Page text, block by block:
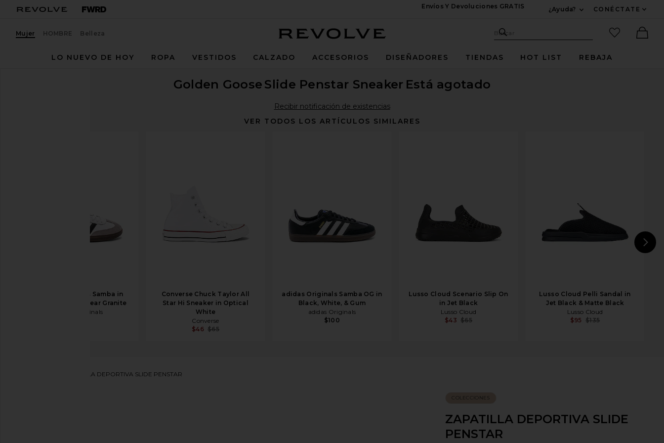
Envíos Y Devoluciones GRATIS
¿Ayuda?
CONÉCTATE
Mujer HOMBRE Belleza Sitio de búsqueda
Buscar
artículos
LO NUEVO DE HOY
ROPA VESTIDOS CALZADO ACCESORIOS DISEÑADORES TIENDAS HOT LIST REBAJA
Golden Goose Slide Penstar Sneaker Está agotado
Recibir notificación de existencias
VER TODOS LOS ARTÍCULOS SIMILARES
adidas Originals Samba in
White, Black, & Clear Granite
adidas Originals
Converse Chuck Taylor All
Star Hi Sneaker in Optical
White
Converse
$46 $65
adidas Originals Samba OG in
Black, White, & Gum
adidas Originals
$100
Lusso Cloud Scenario Slip On
in Jet Black
Lusso Cloud
$43 $65
Lusso Cloud Pelli Sandal in
Jet Black & Matte Black
Lusso Cloud
$95 $135
ZAPATILLA DEPORTIVA SLIDE PENSTAR
COLECCIONES
ZAPATILLA DEPORTIVA SLIDE
PENSTAR